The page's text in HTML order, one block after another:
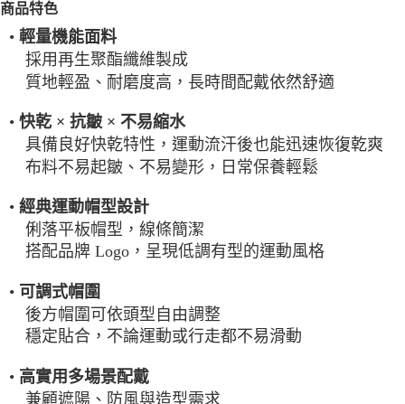
每筆NT$100
宅配出貨(2000以上免運)
每筆NT$100，滿NT$2,000(含以上)免運費
商品特色
• 輕量機能面料
採用再生聚酯纖維製成
質地輕盈、耐磨度高，長時間配戴依然舒適
• 快乾 × 抗皺 × 不易縮水
具備良好快乾特性，運動流汗後也能迅速恢復乾爽
布料不易起皺、不易變形，日常保養輕鬆
• 經典運動帽型設計
俐落平板帽型，線條簡潔
搭配品牌 Logo，呈現低調有型的運動風格
• 可調式帽圍
後方帽圍可依頭型自由調整
穩定貼合，不論運動或行走都不易滑動
• 高實用多場景配戴
兼顧遮陽、防風與造型需求